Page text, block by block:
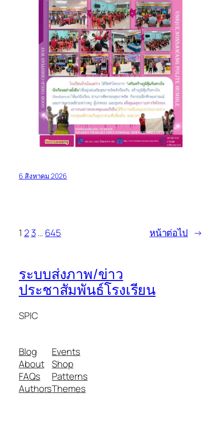
6 สิงหาคม 2026
1 2 3… 645 หน้าต่อไป →
ระบบส่งภาพ/ข่าว
ประชาสัมพันธ์โรงเรียน
SPIC
Blog
About
FAQs
Authors
Events
Shop
Patterns
Themes